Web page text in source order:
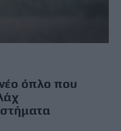
όπλο που